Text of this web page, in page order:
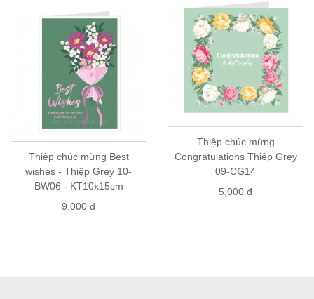
Thiệp chúc mừng Best
wishes - Thiệp Grey 10-
BW06 - KT10x15cm
9,000 đ
Thiệp chúc mừng
Congratulations Thiệp Grey
09-CG14
5,000 đ